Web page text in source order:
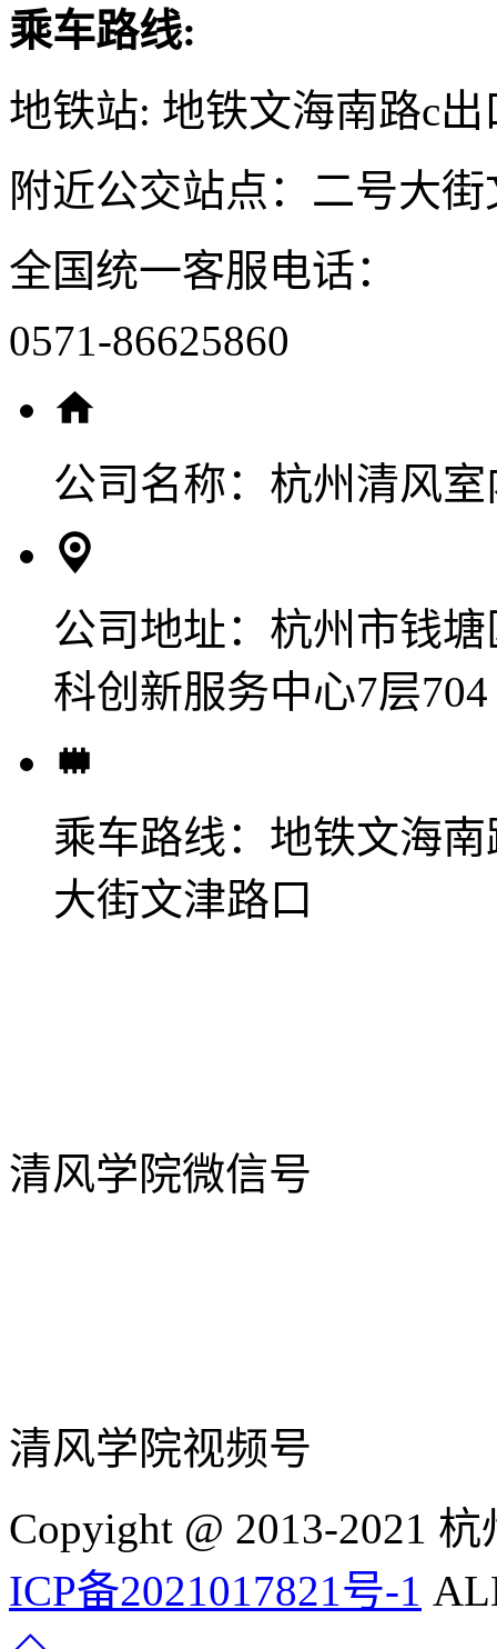
乘车路线:
地铁站: 地铁文海南路c出
附近公交站点：二号大
全国统一客服电话：
0571-86625860
公司名称： 杭州清风
公司地址： 杭州市钱
科创新服务中心7层704
乘车路线： 地铁文海
大街文津路口
清风学院微信号
清风学院视频号
Copyight @ 2013-2021
ICP备2021017821号-1